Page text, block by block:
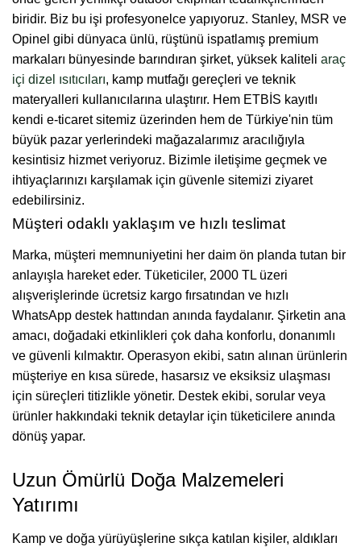
biridir. Biz bu işi profesyonelce yapıyoruz. Stanley, MSR ve
Opinel gibi dünyaca ünlü, rüştünü ispatlamış premium
markaları bünyesinde barındıran şirket, yüksek kaliteli araç
içi dizel ısıtıcıları, kamp mutfağı gereçleri ve teknik
materyalleri kullanıcılarına ulaştırır. Hem ETBİS kayıtlı
kendi e-ticaret sitemiz üzerinden hem de Türkiye'nin tüm
büyük pazar yerlerindeki mağazalarımız aracılığıyla
kesintisiz hizmet veriyoruz. Bizimle iletişime geçmek ve
ihtiyaçlarınızı karşılamak için güvenle sitemizi ziyaret
edebilirsiniz.
Müşteri odaklı yaklaşım ve hızlı teslimat
Marka, müşteri memnuniyetini her daim ön planda tutan bir
anlayışla hareket eder. Tüketiciler, 2000 TL üzeri
alışverişlerinde ücretsiz kargo fırsatından ve hızlı
WhatsApp destek hattından anında faydalanır. Şirketin ana
amacı, doğadaki etkinlikleri çok daha konforlu, donanımlı
ve güvenli kılmaktır. Operasyon ekibi, satın alınan ürünlerin
müşteriye en kısa sürede, hasarsız ve eksiksiz ulaşması
için süreçleri titizlikle yönetir. Destek ekibi, sorular veya
ürünler hakkındaki teknik detaylar için tüketicilere anında
dönüş yapar.
Uzun Ömürlü Doğa Malzemeleri
Yatırımı
Kamp ve doğa yürüyüşlerine sıkça katılan kişiler, aldıkları